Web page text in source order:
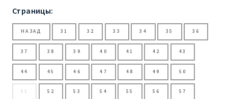
Страницы:
НАЗАД 31 32 33 34 35 36
37 38 39 40 41 42 43
44 45 46 47 48 49 50
51 52 53 54 55 56 57